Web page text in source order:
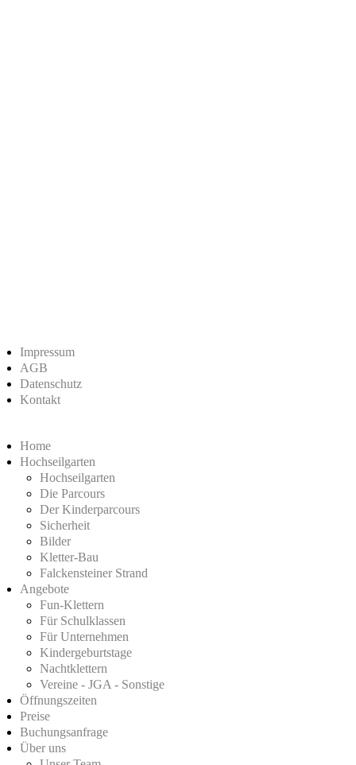
Impressum
AGB
Datenschutz
Kontakt
Home
Hochseilgarten
Hochseilgarten
Die Parcours
Der Kinderparcours
Sicherheit
Bilder
Kletter-Bau
Falckensteiner Strand
Angebote
Fun-Klettern
Für Schulklassen
Für Unternehmen
Kindergeburtstage
Nachtklettern
Vereine - JGA - Sonstige
Öffnungszeiten
Preise
Buchungsanfrage
Über uns